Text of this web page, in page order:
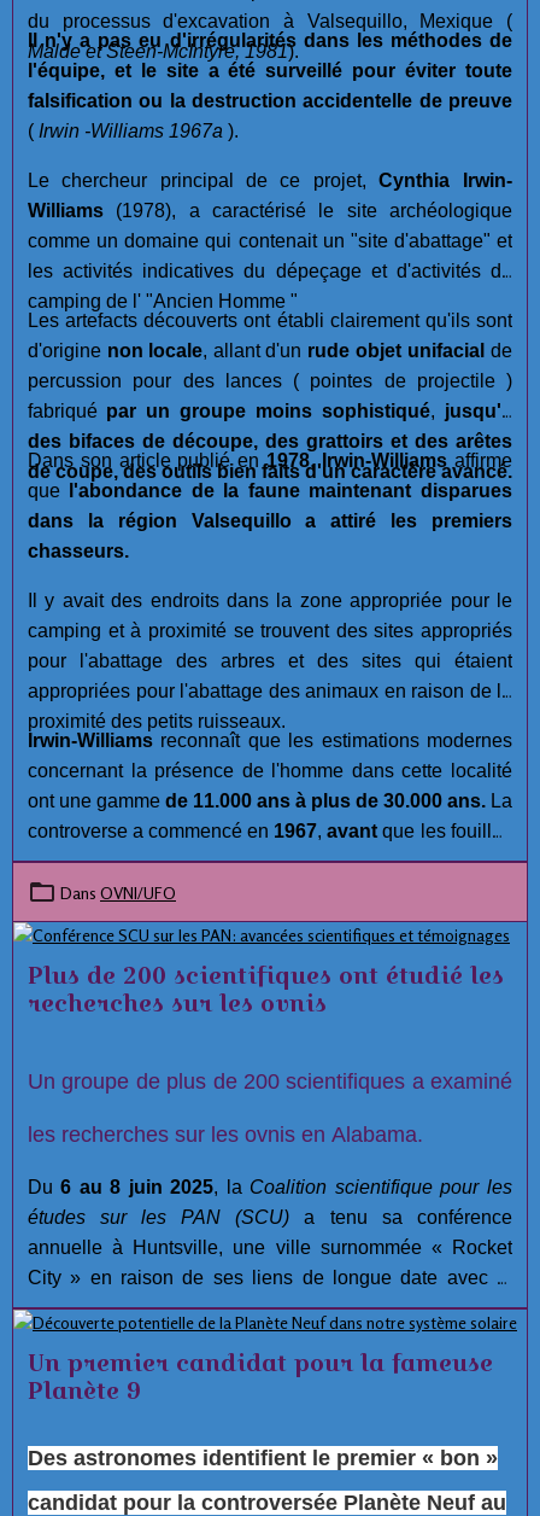
du processus d'excavation à Valsequillo, Mexique (
Malde et Steen-McIntyre, 1981).
Il n'y a pas eu d'irrégularités dans les méthodes de
l'équipe, et le site a été surveillé pour éviter toute
falsification ou la destruction accidentelle de preuve
( Irwin -Williams 1967a ).
Le chercheur principal de ce projet, Cynthia Irwin-
Williams (1978), a caractérisé le site archéologique
comme un domaine qui contenait un "site d'abattage" et
les activités indicatives du dépeçage et d'activités de
camping de l' "Ancien Homme "
Les artefacts découverts ont établi clairement qu'ils sont
d'origine non locale, allant d'un rude objet unifacial de
percussion pour des lances ( pointes de projectile )
fabriqué par un groupe moins sophistiqué, jusqu'à
des bifaces de découpe, des grattoirs et des arêtes
de coupe, des outils bien faits d'un caractère avancé.
Dans son article publié en1978, Irwin-Williams affirme
que
l'abondance de la faune maintenant disparues
dans la région Valsequillo a attiré les premiers
chasseurs.
Il y avait des endroits dans la zone appropriée pour le
camping et à proximité se trouvent des sites appropriés
pour l'abattage des arbres et des sites qui étaient
appropriées pour l'abattage des animaux en raison de la
proximité des petits ruisseaux.
Irwin-Williams reconnaît que les estimations modernes
concernant la présence de l'homme dans cette localité
ont une gamme de 11.000 ans à plus de 30.000 ans. La
controverse a commencé en 1967, avant que les fouilles
aient été réalisées. Malgré les efforts approfondis et la
compétence des membres de l'équipe archéologiques à
Hueyatlaco,Jose L. Lorenzo, Directeur de la
Préhistoire à l'Instituto Nacional de Antropología e
Historia, a lancé plusieurs allégations concernant
l'intégrité du projet à Hueyatlaco, El Horno, et
Dans OVNI/UFO
Plus de 200 scientifiques ont étudié les
recherches sur les ovnis
Un groupe de plus de 200 scientifiques a examiné
les recherches sur les ovnis en Alabama.
Du 6 au 8 juin 2025, la Coalition scientifique pour les
études sur les PAN (SCU) a tenu sa conférence
annuelle à Huntsville, une ville surnommée « Rocket
City » en raison de ses liens de longue date avec la
recherche aérospatiale.
Un premier candidat pour la fameuse
Planète 9
Des astronomes identifient le premier « bon »
candidat pour la controversée Planète Neuf au